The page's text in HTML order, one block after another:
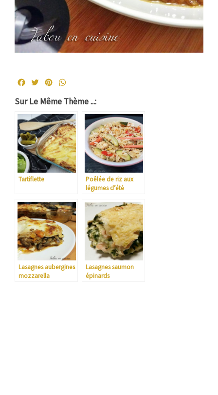
FacebookTwitterPinterest
Sur Le Même Thème ...:
Tartiflette
Poêlée de riz aux
légumes d’été
Lasagnes aubergines
mozzarella
Lasagnes saumon
épinards